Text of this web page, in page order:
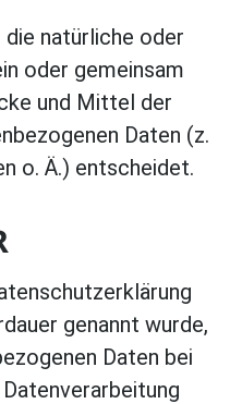
natürliche oder
oder gemeinsam
und Mittel der
Daten (z.
o. Ä.) entscheidet.
genannt wurde,
Daten bei